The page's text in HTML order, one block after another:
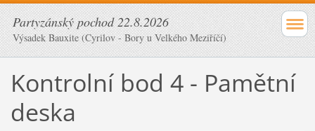
Partyzánský pochod 22.8.2026
Výsadek Bauxite (Cyrilov - Bory u Velkého Meziříčí)
Kontrolní bod 4 - Pamětní
deska